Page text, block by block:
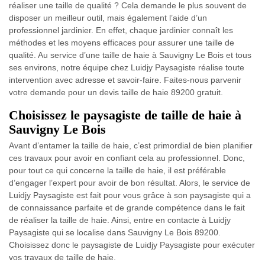
réaliser une taille de qualité ? Cela demande le plus souvent de
disposer un meilleur outil, mais également l’aide d’un
professionnel jardinier. En effet, chaque jardinier connaît les
méthodes et les moyens efficaces pour assurer une taille de
qualité. Au service d’une taille de haie à Sauvigny Le Bois et tous
ses environs, notre équipe chez Luidjy Paysagiste réalise toute
intervention avec adresse et savoir-faire. Faites-nous parvenir
votre demande pour un devis taille de haie 89200 gratuit.
Choisissez le paysagiste de taille de haie à
Sauvigny Le Bois
Avant d’entamer la taille de haie, c’est primordial de bien planifier
ces travaux pour avoir en confiant cela au professionnel. Donc,
pour tout ce qui concerne la taille de haie, il est préférable
d’engager l’expert pour avoir de bon résultat. Alors, le service de
Luidjy Paysagiste est fait pour vous grâce à son paysagiste qui a
de connaissance parfaite et de grande compétence dans le fait
de réaliser la taille de haie. Ainsi, entre en contacte à Luidjy
Paysagiste qui se localise dans Sauvigny Le Bois 89200.
Choisissez donc le paysagiste de Luidjy Paysagiste pour exécuter
vos travaux de taille de haie.